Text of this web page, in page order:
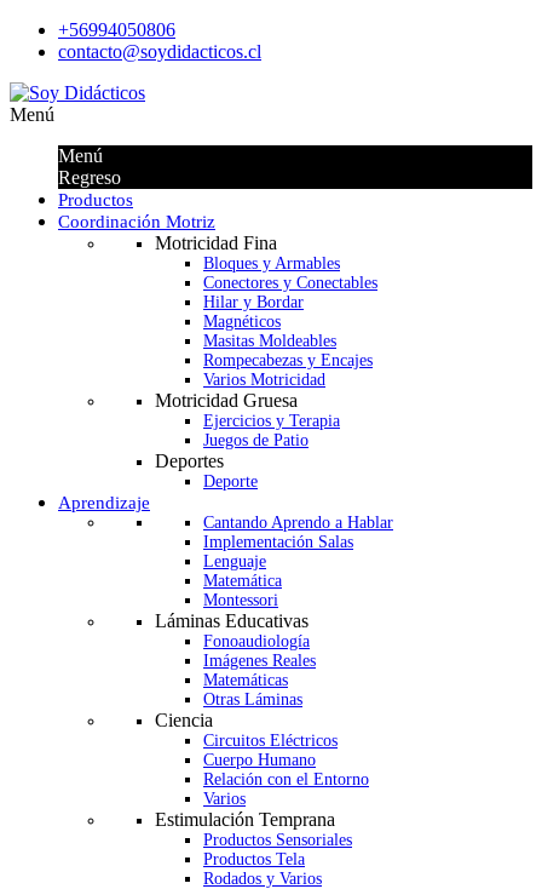
+56994050806
contacto@soydidacticos.cl
Menú
Menú
Regreso
Productos
Coordinación Motriz
Motricidad Fina
Bloques y Armables
Conectores y Conectables
Hilar y Bordar
Magnéticos
Masitas Moldeables
Rompecabezas y Encajes
Varios Motricidad
Motricidad Gruesa
Ejercicios y Terapia
Juegos de Patio
Deportes
Deporte
Aprendizaje
Cantando Aprendo a Hablar
Implementación Salas
Lenguaje
Matemática
Montessori
Láminas Educativas
Fonoaudiología
Imágenes Reales
Matemáticas
Otras Láminas
Ciencia
Circuitos Eléctricos
Cuerpo Humano
Relación con el Entorno
Varios
Estimulación Temprana
Productos Sensoriales
Productos Tela
Rodados y Varios